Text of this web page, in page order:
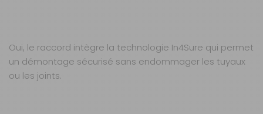
Oui, le raccord intègre la technologie In4Sure qui permet
un démontage sécurisé sans endommager les tuyaux
ou les joints.